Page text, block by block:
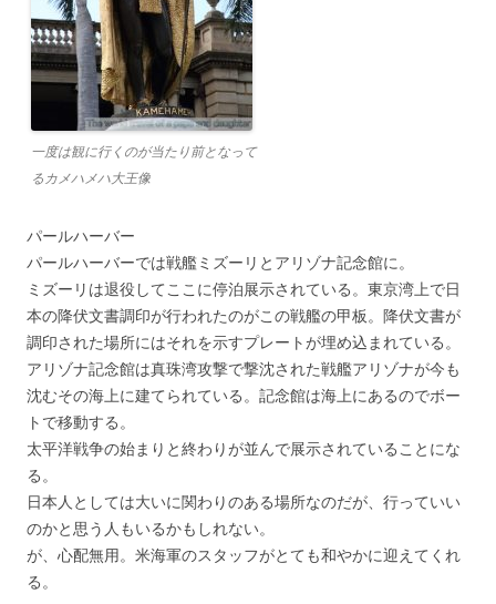
一度は観に行くのが当たり前となって
るカメハメハ大王像
パールハーバー
パールハーバーでは戦艦ミズーリとアリゾナ記念館に。
ミズーリは退役してここに停泊展示されている。東京湾上で日
本の降伏文書調印が行われたのがこの戦艦の甲板。降伏文書が
調印された場所にはそれを示すプレートが埋め込まれている。
アリゾナ記念館は真珠湾攻撃で撃沈された戦艦アリゾナが今も
沈むその海上に建てられている。記念館は海上にあるのでボー
トで移動する。
太平洋戦争の始まりと終わりが並んで展示されていることにな
る。
日本人としては大いに関わりのある場所なのだが、行っていい
のかと思う人もいるかもしれない。
が、心配無用。米海軍のスタッフがとても和やかに迎えてくれ
る。